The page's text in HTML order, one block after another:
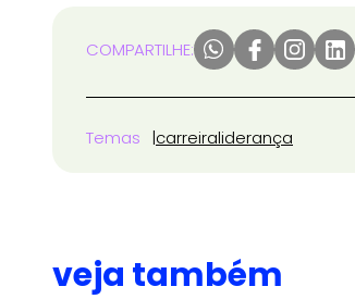
COMPARTILHE:
Temas carreiraliderança
veja também